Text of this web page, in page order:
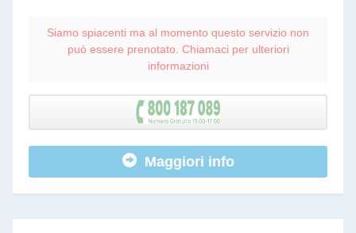
Siamo spiacenti ma al momento questo servizio non
può essere prenotato. Chiamaci per ulteriori
informazioni
Maggiori info